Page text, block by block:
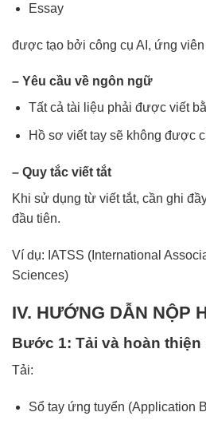
Essay
được tạo bởi công cụ AI, ứng
– Yêu cầu về ngôn ngữ
Tất cả tài liệu phải được viết
Hồ sơ viết tay sẽ không được
– Quy tắc viết tắt
Khi sử dụng từ viết tắt, cần ghi
đầu tiên.
Ví dụ: IATSS (International
Sciences)
IV. HƯỚNG DẪN NỘP
Bước 1: Tải và hoàn
Tải:
Sổ tay ứng tuyển (Application